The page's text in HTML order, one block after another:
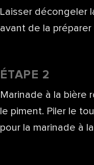
Laisser décongeler
avant de la
ÉTAPE 2
Marinade à la bière
le piment. Piler le
pour la marinade à